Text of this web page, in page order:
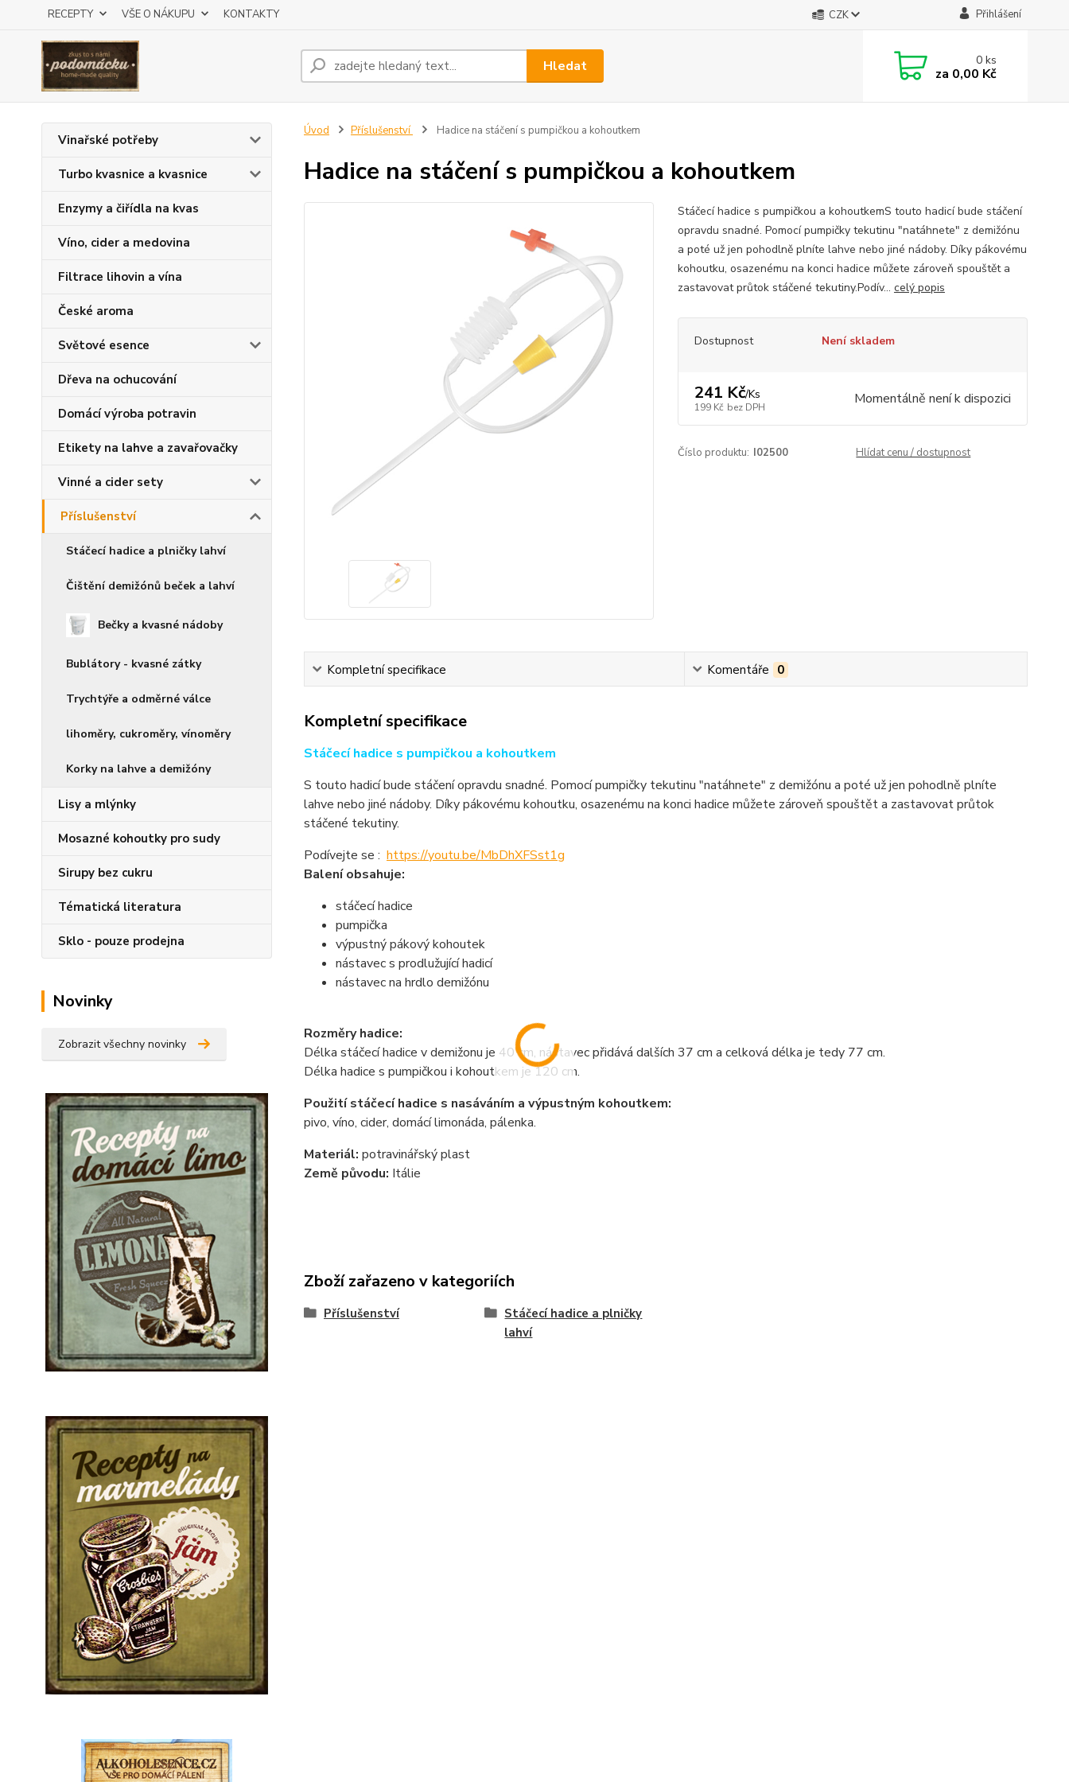
RECEPTY VŠE O NÁKUPU KONTAKTY CZK Přihlášení
Hledat 0ks
za 0,00 Kč
Vinařské potřeby
Turbo kvasnice a kvasnice
Enzymy a čiřídla na kvas
Víno, cider a medovina
Filtrace lihovin a vína
České aroma
Světové esence
Dřeva na ochucování
Domácí výroba potravin
Etikety na lahve a zavařovačky
Vinné a cider sety
Příslušenství
Stáčecí hadice a plničky lahví
Čištění demižónů beček a lahví
Bečky a kvasné nádoby
Bublátory - kvasné zátky
Trychtýře a odměrné válce
lihoměry, cukroměry, vínoměry
Korky na lahve a demižóny
Lisy a mlýnky
Mosazné kohoutky pro sudy
Sirupy bez cukru
Tématická literatura
Sklo - pouze prodejna
Novinky
Zobrazit všechny novinky
Úvod Příslušenství Hadice na stáčení s pumpičkou a kohoutkem
Hadice na stáčení s pumpičkou a kohoutkem
Stáčecí hadice s pumpičkou a kohoutkemS touto hadicí bude stáčení
opravdu snadné. Pomocí pumpičky tekutinu "natáhnete" z demižónu
a poté už jen pohodlně plníte lahve nebo jiné nádoby. Díky pákovému
kohoutku, osazenému na konci hadice můžete zároveň spouštět a
zastavovat průtok stáčené tekutiny.Podív... celý popis
Dostupnost Není skladem
241 Kč/Ks
199 Kč bez DPH Momentálně není k dispozici
Číslo produktu: I02500 Hlídat cenu / dostupnost
Kompletní specifikace Komentáře 0
Kompletní specifikace
Stáčecí hadice s pumpičkou a kohoutkem
S touto hadicí bude stáčení opravdu snadné. Pomocí pumpičky tekutinu "natáhnete" z demižónu a poté už jen pohodlně plníte
lahve nebo jiné nádoby. Díky pákovému kohoutku, osazenému na konci hadice můžete zároveň spouštět a zastavovat průtok
stáčené tekutiny.
Podívejte se : https://youtu.be/MbDhXFSst1g
Balení obsahuje:
stáčecí hadice
pumpička
výpustný pákový kohoutek
nástavec s prodlužující hadicí
nástavec na hrdlo demižónu
Rozměry hadice:
Délka stáčecí hadice v demižonu je 40 cm, nástavec přidává dalších 37 cm a celková délka je tedy 77 cm.
Délka hadice s pumpičkou i kohoutkem je 120 cm.
Použití stáčecí hadice s nasáváním a výpustným kohoutkem:
pivo, víno, cider, domácí limonáda, pálenka.
Materiál: potravinářský plast
Země původu: Itálie
Zboží zařazeno v kategoriích
Příslušenství
Stáčecí hadice a plničky
lahví